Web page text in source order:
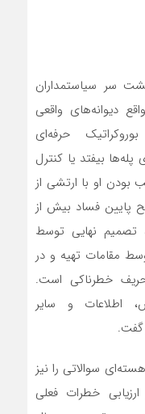
سر سیاستمداران
دیوانه‌های واقعی
حرفه‌‌ای
بیفتد یا کنترل
او با ارتشی از
پایین فساد بیش از
نهایی توسط
مقامات تهیه و در
خطرناکی است.
اطلاعات و سایر
گفت.
سوالاتی را نیز
خطرات فعلی